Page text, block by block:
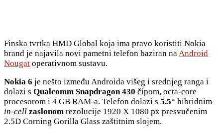
Finska tvrtka HMD Global koja ima pravo koristiti Nokia
brand je najavila novi pametni telefon baziran naAndroid
Nougat operativnom sustavu.
Nokia 6 je nešto između Androida višeg i srednjeg ranga i
dolazi s Qualcomm Snapdragon 430 čipom, octa-core
procesorom i 4 GB RAM-a. Telefon dolazi s 5.5“ hibridnim
in-cell zaslonom rezolucije 1920 X 1080 px presvučenim
2.5D Corning Gorilla Glass zaštitnim slojem.